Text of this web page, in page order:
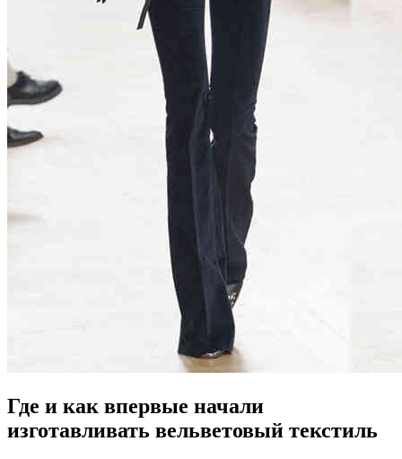
Где и как впервые начали
изготавливать вельветовый текстиль